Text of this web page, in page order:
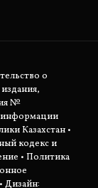
о
№
информации
Казахстан •
кодекс и
• Политика
• Дизайн: